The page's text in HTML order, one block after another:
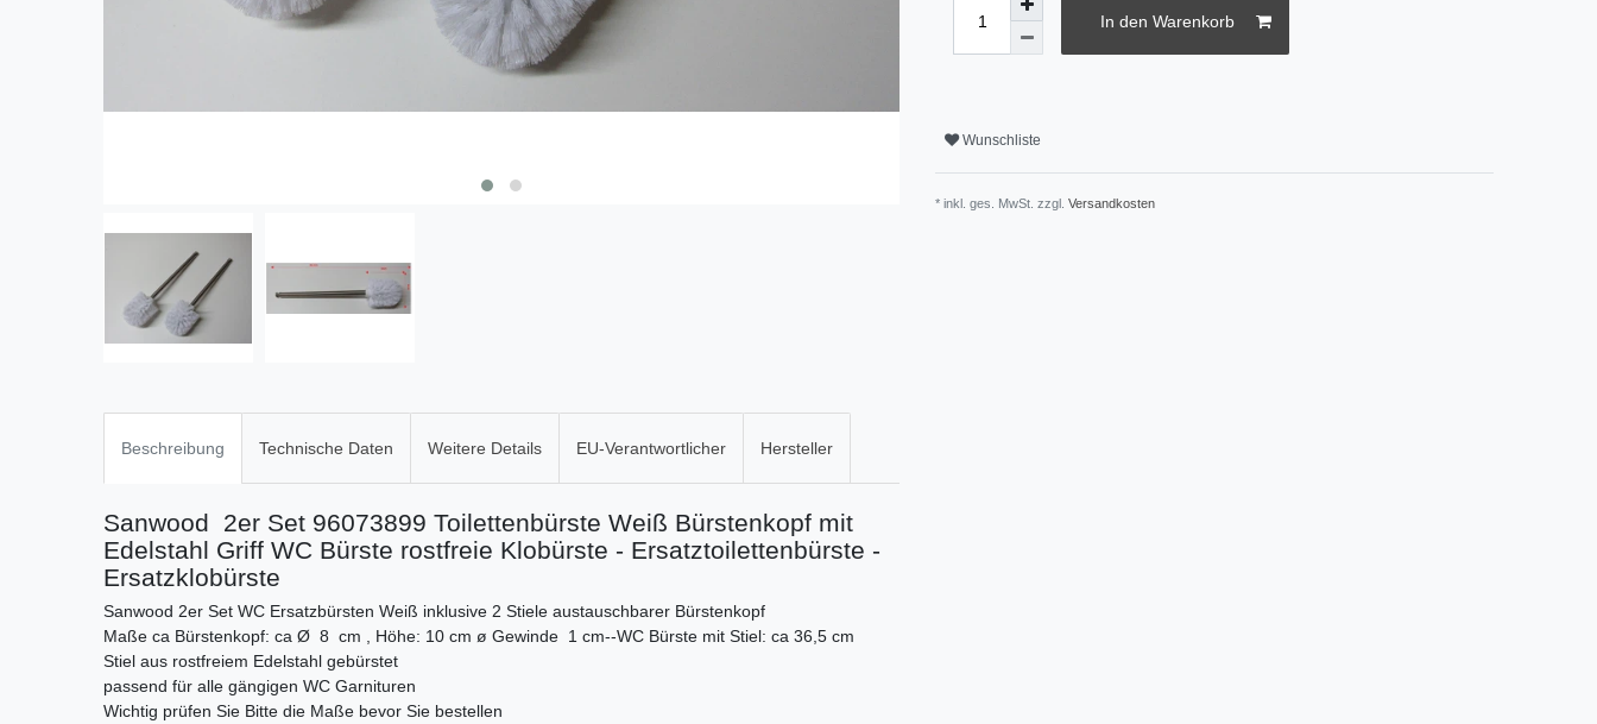
In den Warenkorb
Wunschliste
* inkl. ges. MwSt. zzgl. Versandkosten
Beschreibung Technische Daten Weitere Details EU-Verantwortlicher Hersteller
Sanwood 2er Set 96073899 Toilettenbürste Weiß Bürstenkopf mit
Edelstahl Griff WC Bürste rostfreie Klobürste - Ersatztoilettenbürste -
Ersatzklobürste
Sanwood 2er Set WC Ersatzbürsten Weiß inklusive 2 Stiele austauschbarer Bürstenkopf
Maße ca Bürstenkopf: ca Ø 8 cm , Höhe: 10 cm ø Gewinde 1 cm--WC Bürste mit Stiel: ca 36,5 cm
Stiel aus rostfreiem Edelstahl gebürstet
passend für alle gängigen WC Garnituren
Wichtig prüfen Sie Bitte die Maße bevor Sie bestellen